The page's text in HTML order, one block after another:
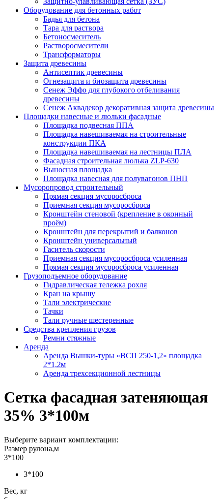
Оборудование для бетонных работ
Бадья для бетона
Тара для раствора
Бетоносмеситель
Растворосмесители
Трансформаторы
Защита древесины
Антисептик древесины
Огнезащита и биозащита древесины
Сенеж Эффо для глубокого отбеливания
древесины
Сенеж Аквадекор декоративная защита древесины
Площадки навесные и люльки фасадные
Площадка подвесная ППА
Площадка навешиваемая на строительные
конструкции ПКА
Площадка навешиваемая на лестницы ПЛА
Фасадная строительная люлька ZLP-630
Выносная площадка
Площадка навесная для полувагонов ПНП
Мусоропровод строительный
Прямая секция мусоросброса
Приемная секция мусоросброса
Кронштейн стеновой (крепление в оконный
проём)
Кронштейн для перекрытий и балконов
Кронштейн универсальный
Гаситель скорости
Приемная секция мусоросброса усиленная
Прямая секция мусоросброса усиленная
Грузоподъемное оборудование
Гидравлическая тележка рохля
Кран на крышу
Тали электрические
Тачки
Тали ручные шестеренные
Средства крепления грузов
Ремни стяжные
Аренда
Аренда Вышки-туры «ВСП 250-1,2» площадка
2*1,2м
Аренда трехсекционной лестницы
Сетка фасадная затеняющая
35% 3*100м
Выберите вариант комплектации:
Размер рулона,м
3*100
3*100
Вес, кг